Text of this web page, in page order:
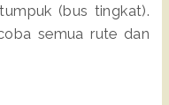
(bus tingkat).
semua rute dan